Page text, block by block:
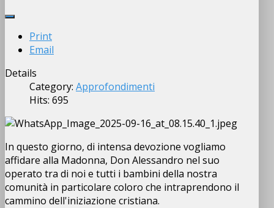
Print
Email
Details
Category: Approfondimenti
Hits: 695
In questo giorno, di intensa devozione vogliamo
affidare alla Madonna, Don Alessandro nel suo
operato tra di noi e tutti i bambini della nostra
comunità in particolare coloro che intraprendono il
cammino dell'iniziazione cristiana.